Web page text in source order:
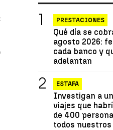
PRESTACIONES
Qué día se
agosto 2026:
cada banco y
adelantan
ESTAFA
Investigan a
viajes que
de 400
todos